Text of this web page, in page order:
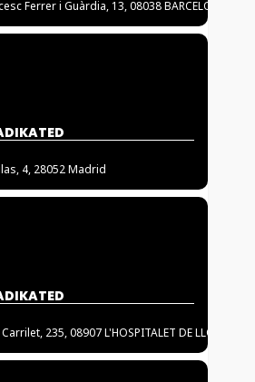
Ferrer i Guàrdia, 13, 08038 BARCELONA
4, 28052 Madrid
235, 08907 L'HOSPITALET DE LLOBREGAT